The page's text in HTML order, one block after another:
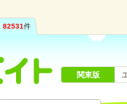
82531件
関東版